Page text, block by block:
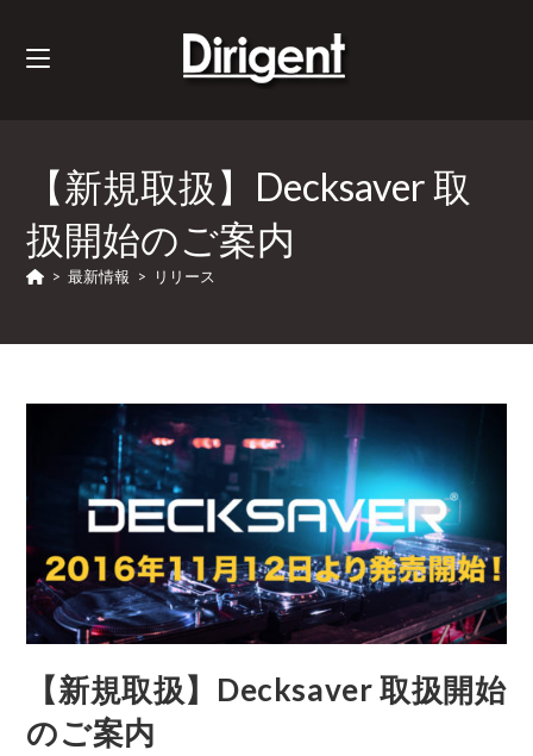
【新規取扱】Decksaver 取
扱開始のご案内
> 最新情報 > リリース
【新規取扱】Decksaver 取扱開始
のご案内